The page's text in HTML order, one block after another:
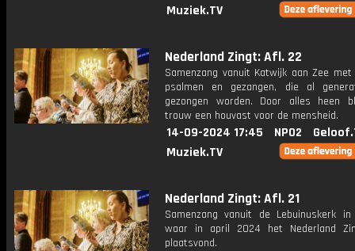
Muziek.TV
Nederland Zingt: Afl. 22
Samenzang vanuit Katwijk aan Zee
psalmen en gezangen, die al
gezongen worden. Door alles heen
trouw een houvast voor de mensheid.
14-09-2024 17:45 NPO2
Muziek.TV
Nederland Zingt: Afl. 21
Samenzang vanuit de Lebuinuskerk in
waar in april 2024 het Nederland
plaatsvond.